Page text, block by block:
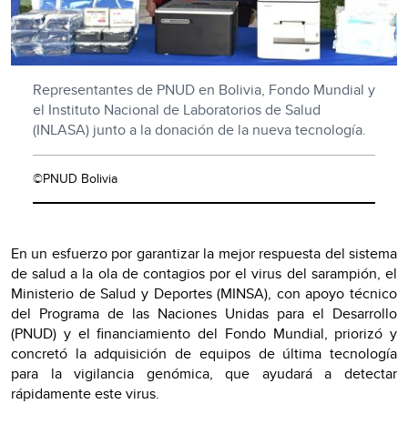
Representantes de PNUD en Bolivia, Fondo Mundial y
el Instituto Nacional de Laboratorios de Salud
(INLASA) junto a la donación de la nueva tecnología.
©PNUD Bolivia
En un esfuerzo por garantizar la mejor respuesta del sistema
de salud a la ola de contagios por el virus del sarampión, el
Ministerio de Salud y Deportes (MINSA), con apoyo técnico
del Programa de las Naciones Unidas para el Desarrollo
(PNUD) y el financiamiento del Fondo Mundial, priorizó y
concretó la adquisición de equipos de última tecnología
para la vigilancia genómica, que ayudará a detectar
rápidamente este virus.